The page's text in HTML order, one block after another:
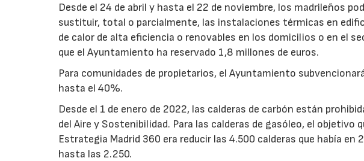
Desde el 24 de abril y hasta el 22 de noviembre, los madrileños
sustituir, total o parcialmente, las instalaciones térmicas en
de calor de alta eficiencia o renovables en los domicilios o en el
que el Ayuntamiento ha reservado 1,8 millones de euros.
Para comunidades de propietarios, el Ayuntamiento
hasta el 40%.
Desde el 1 de enero de 2022, las calderas de carbón están
del Aire y Sostenibilidad. Para las calderas de gasóleo, el objetivo
Estrategia Madrid 360 era reducir las 4.500 calderas que había en
hasta las 2.250.